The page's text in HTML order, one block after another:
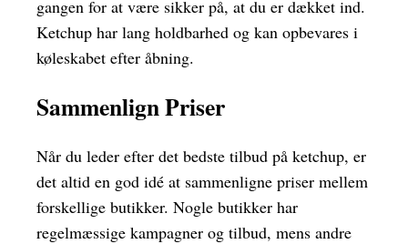
gangen for at være sikker på, at du er dækket ind.
Ketchup har lang holdbarhed og kan opbevares i
køleskabet efter åbning.
Sammenlign Priser
Når du leder efter det bedste tilbud på ketchup, er
det altid en god idé at sammenligne priser mellem
forskellige butikker. Nogle butikker har
regelmæssige kampagner og tilbud, mens andre